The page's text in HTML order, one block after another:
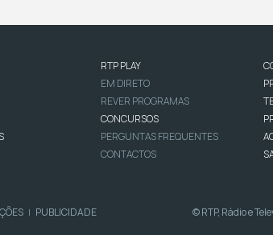
RTP PLAY
EM DIRETO
REVER PROGRAMAS
CONCURSOS
PERGUNTAS FREQUENTES
CONTACTOS
| PUBLICIDADE © RTP, Rádio e